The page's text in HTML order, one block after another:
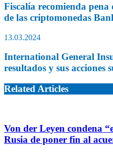
Fiscalía recomienda pena
de las criptomonedas
13.03.2024
International General
resultados y sus acciones
Related Articles
Von der Leyen condena
Rusia de poner fin al